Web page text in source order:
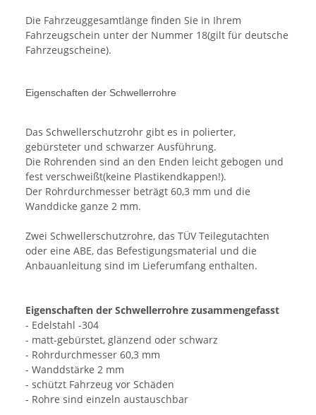
Die Fahrzeuggesamtlänge finden Sie in Ihrem
Fahrzeugschein unter der Nummer 18(gilt für deutsche
Fahrzeugscheine).
Eigenschaften der Schwellerrohre
Das Schwellerschutzrohr gibt es in polierter,
gebürsteter und schwarzer Ausführung.
Die Rohrenden sind an den Enden leicht gebogen und
fest verschweißt(keine Plastikendkappen!).
Der Rohrdurchmesser beträgt 60,3 mm und die
Wanddicke ganze 2 mm.
Zwei Schwellerschutzrohre, das TÜV Teilegutachten
oder eine ABE, das Befestigungsmaterial und die
Anbauanleitung sind im Lieferumfang enthalten.
Eigenschaften der Schwellerrohre zusammengefasst
- Edelstahl -304
- matt-gebürstet, glänzend oder schwarz
- Rohrdurchmesser 60,3 mm
- Wanddstärke 2 mm
- schützt Fahrzeug vor Schäden
- Rohre sind einzeln austauschbar